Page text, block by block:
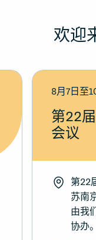
欢迎
8月7日至
第22
会议
第22
苏南
由我
协办